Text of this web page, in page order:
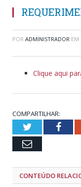
POR ADMINISTRADOR EM
Clique aqui
COMPARTILHAR:
Twitter
Email
CONTEÚDO